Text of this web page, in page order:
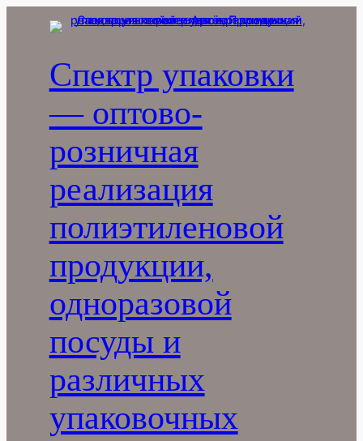
Перейти
Спектр упаковки
— оптово-
розничная
реализация
полиэтиленовой
продукции,
одноразовой
посуды и
различных
упаковочных